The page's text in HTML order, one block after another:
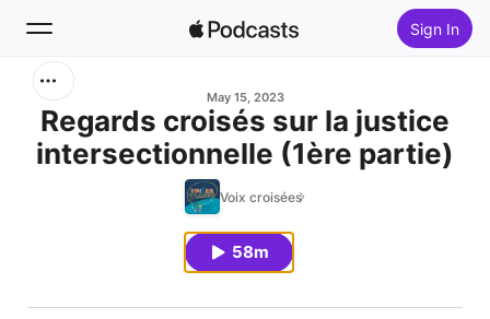
Sign In
Home
May 15, 2023
Regards croisés sur la justice
intersectionnelle (1ère partie)
Voix croisées
58m